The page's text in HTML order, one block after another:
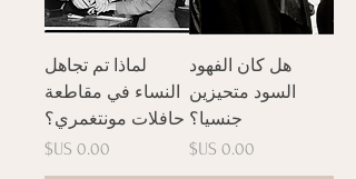
هل كان الفهود
السود متحيزين
جنسيا؟
السعر
لماذا تم تجاهل
النساء في مقاطعة
حافلات مونتغمري؟
السعر